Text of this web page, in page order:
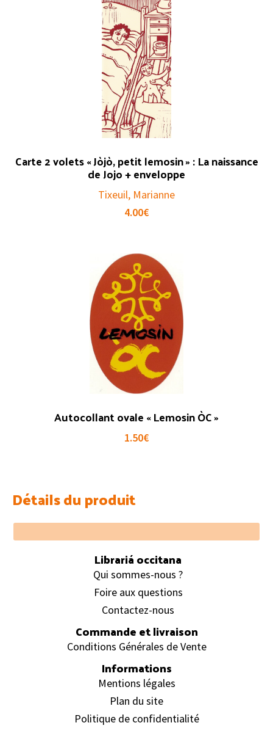
Carte 2 volets « Jòjò, petit lemosin » : La naissance
de Jojo + enveloppe
Tixeuil, Marianne
4.00€
Autocollant ovale « Lemosin ÒC »
1.50€
Détails du produit
Footer
Librariá occitana
Qui sommes-nous ?
Foire aux questions
Contactez-nous
Commande et livraison
Conditions Générales de Vente
Informations
Mentions légales
Plan du site
Politique de confidentialité